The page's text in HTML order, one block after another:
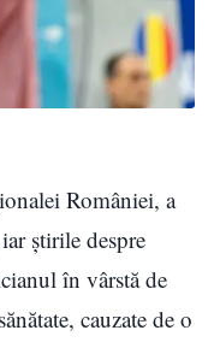
României, a
știrile despre
în vârstă de
cauzate de o